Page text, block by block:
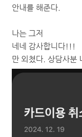
안내를 해준다.
나는 그저
네네 감사합니다!!!
만 외쳤다. 상담사분